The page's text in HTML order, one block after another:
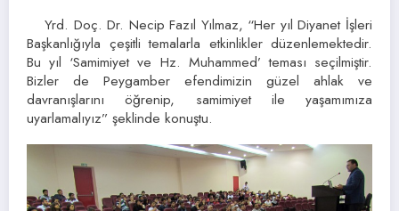
Yrd. Doç. Dr. Necip Fazıl Yılmaz, “Her yıl Diyanet İşleri
Başkanlığıyla çeşitli temalarla etkinlikler düzenlemektedir.
Bu yıl ‘Samimiyet ve Hz. Muhammed’ teması seçilmiştir.
Bizler de Peygamber efendimizin güzel ahlak ve
davranışlarını öğrenip, samimiyet ile yaşamımıza
uyarlamalıyız” şeklinde konuştu.